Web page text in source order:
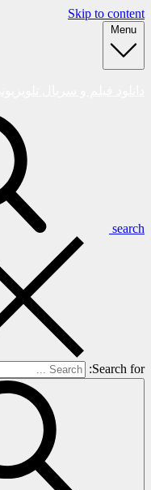
Skip to content
Menu
search
Search for: